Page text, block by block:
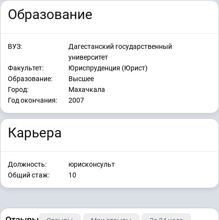
Образование
ВУЗ:
Дагестанский государственный
университет
Факультет:
Юриспруденция (Юрист)
Образование:
Высшее
Город:
Махачкала
Год окончания:
2007
Карьера
Должность:
юрисконсульт
Общий стаж:
10